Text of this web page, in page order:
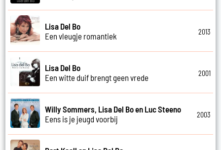
Lisa Del Bo
Een vleugje romantiek
2013
Lisa Del Bo
Een witte duif brengt geen vrede
2001
Willy Sommers, Lisa Del Bo en Luc Steeno
Eens is je jeugd voorbij
2003